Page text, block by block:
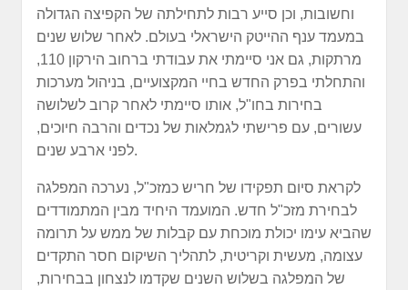
וחשובות, וכן סייע רבות לתחילתה של הקפיצה הגדולה
במעמד ענף ההייטק הישראלי בעולם. לאחר שלוש שנים
מרתקות, גם אני סיימתי את עבודתי ברחוב הירקון 110,
והתחלתי בפרק החדש בחיי המקצועיים, בניהול מערכות
בחירות בחו"ל, אותו סיימתי לאחר קרוב לשלושה
עשורים, עם פרישתי לגמלאות של נכדים והרבה חיוכים,
לפני ארבע שנים.
לקראת סיום תפקידו של חריש כמזכ"ל, נערכה המפלגה
לבחירת מזכ"ל חדש. המועמד היחיד מבין המתמודדים
שהביא עימו יכולת מוכחת עם קבלות של ממש על תרומה
עצומה, מעשית וקריטית, לתהליך השיקום חסר התקדים
של המפלגה בשלוש השנים שקדמו לנצחון בבחירות,